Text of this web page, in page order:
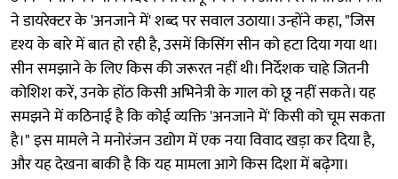
ने डायरेक्टर के 'अनजाने में' शब्द पर सवाल उठाया। उन्होंने कहा, "जिस
दृश्य के बारे में बात हो रही है, उसमें किसिंग सीन को हटा दिया गया था।
सीन समझाने के लिए किस की जरूरत नहीं थी। निर्देशक चाहे जितनी
कोशिश करें, उनके होंठ किसी अभिनेत्री के गाल को छू नहीं सकते। यह
समझने में कठिनाई है कि कोई व्यक्ति 'अनजाने में' किसी को चूम सकता
है।" इस मामले ने मनोरंजन उद्योग में एक नया विवाद खड़ा कर दिया है,
और यह देखना बाकी है कि यह मामला आगे किस दिशा में बढ़ेगा।